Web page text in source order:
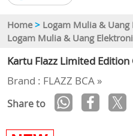
Home > Logam Mulia & Uang
Logam Mulia & Uang
Kartu Flazz Limited Edition
Brand : FLAZZ BCA »
Share to